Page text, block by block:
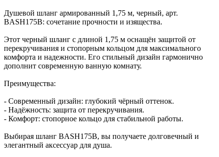
Душевой шланг армированный 1,75 м, черный, арт.
BASH175B: сочетание прочности и изящества.
Этот черный шланг с длиной 1,75 м оснащён защитой от
перекручивания и стопорным кольцом для максимального
комфорта и надежности. Его стильный дизайн гармонично
дополнит современную ванную комнату.
Преимущества:
- Современный дизайн: глубокий чёрный оттенок.
- Надёжность: защита от перекручивания.
- Комфорт: стопорное кольцо для стабильной работы.
Выбирая шланг BASH175B, вы получаете долговечный и
элегантный аксессуар для душа.